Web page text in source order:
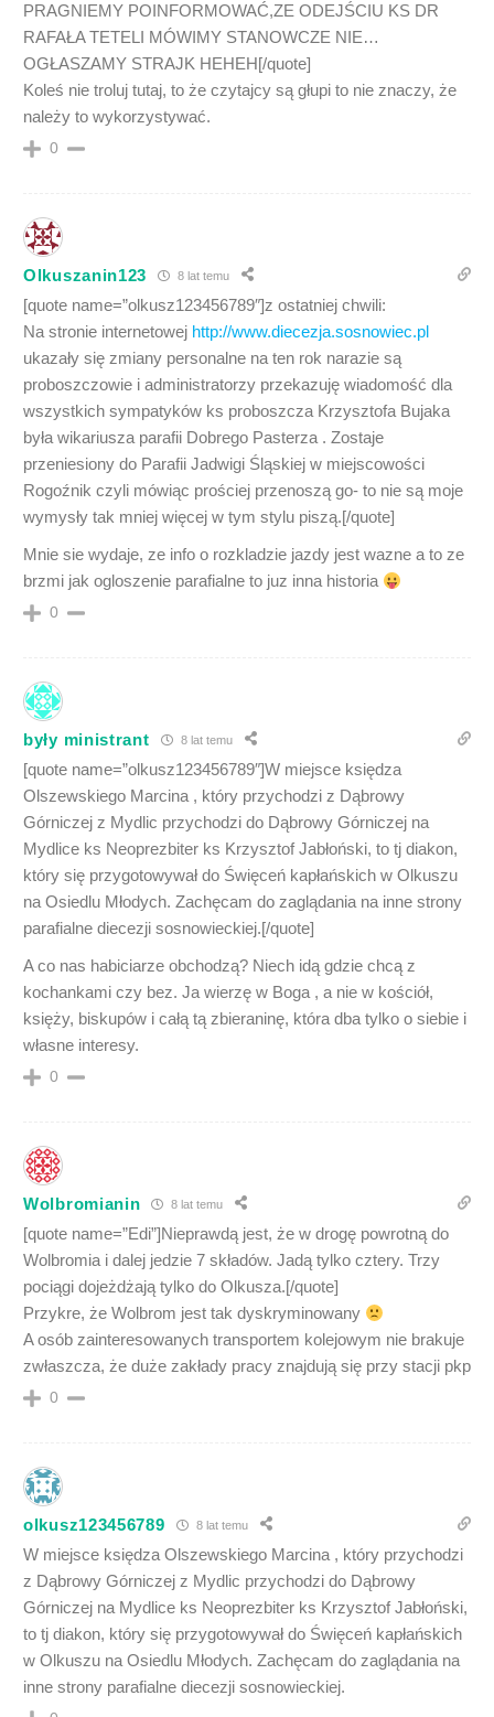
PRAGNIEMY POINFORMOWAĆ,ZE ODEJŚCIU KS DR
RAFAŁA TETELI MÓWIMY STANOWCZE NIE…
OGŁASZAMY STRAJK HEHEH[/quote]
Koleś nie troluj tutaj, to że czytajcy są głupi to nie znaczy, że
należy to wykorzystywać.
0
Olkuszanin123 8 lat temu
[quote name=”olkusz123456789″]z ostatniej chwili:
Na stronie internetowej http://www.diecezja.sosnowiec.pl
ukazały się zmiany personalne na ten rok narazie są
proboszczowie i administratorzy przekazuję wiadomość dla
wszystkich sympatyków ks proboszcza Krzysztofa Bujaka
była wikariusza parafii Dobrego Pasterza . Zostaje
przeniesiony do Parafii Jadwigi Śląskiej w miejscowości
Rogoźnik czyli mówiąc prościej przenoszą go- to nie są moje
wymysły tak mniej więcej w tym stylu piszą.[/quote]
Mnie sie wydaje, ze info o rozkladzie jazdy jest wazne a to ze
brzmi jak ogloszenie parafialne to juz inna historia
0
były ministrant 8 lat temu
[quote name=”olkusz123456789″]W miejsce księdza
Olszewskiego Marcina , który przychodzi z Dąbrowy
Górniczej z Mydlic przychodzi do Dąbrowy Górniczej na
Mydlice ks Neoprezbiter ks Krzysztof Jabłoński, to tj diakon,
który się przygotowywał do Święceń kapłańskich w Olkuszu
na Osiedlu Młodych. Zachęcam do zaglądania na inne strony
parafialne diecezji sosnowieckiej.[/quote]
A co nas habiciarze obchodzą? Niech idą gdzie chcą z
kochankami czy bez. Ja wierzę w Boga , a nie w kościół,
księży, biskupów i całą tą zbieraninę, która dba tylko o siebie i
własne interesy.
0
Wolbromianin 8 lat temu
[quote name=”Edi”]Nieprawdą jest, że w drogę powrotną do
Wolbromia i dalej jedzie 7 składów. Jadą tylko cztery. Trzy
pociągi dojeżdżają tylko do Olkusza.[/quote]
Przykre, że Wolbrom jest tak dyskryminowany
A osób zainteresowanych transportem kolejowym nie brakuje
zwłaszcza, że duże zakłady pracy znajdują się przy stacji pkp
0
olkusz123456789 8 lat temu
W miejsce księdza Olszewskiego Marcina , który przychodzi
z Dąbrowy Górniczej z Mydlic przychodzi do Dąbrowy
Górniczej na Mydlice ks Neoprezbiter ks Krzysztof Jabłoński,
to tj diakon, który się przygotowywał do Święceń kapłańskich
w Olkuszu na Osiedlu Młodych. Zachęcam do zaglądania na
inne strony parafialne diecezji sosnowieckiej.